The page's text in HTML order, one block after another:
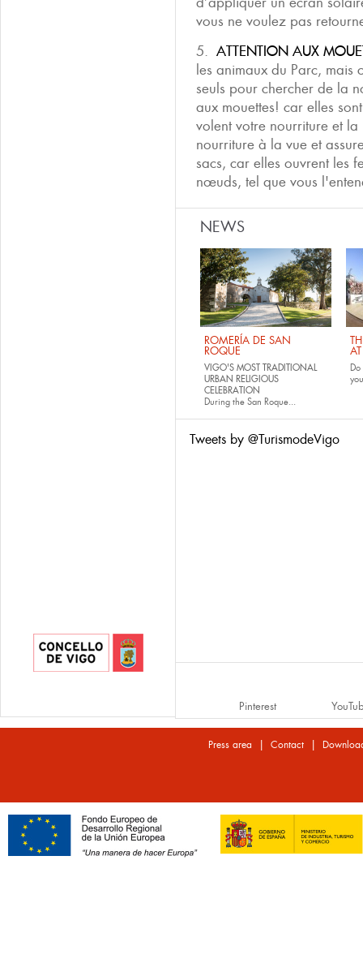
vous ne voulez pas
5. ATTENTION AUX
les animaux du Parc, mais
seuls pour chercher de la
aux mouettes! car elles
volent votre nourriture et
nourriture à la vue et
sacs, car elles ouvrent les
nœuds, tel que vous
NEWS
ROMERÍA DE SAN
ROQUE
VIGO'S MOST TRADITIONAL
URBAN RELIGIOUS
CELEBRATION
During the San Roque...
Tweets by @TurismodeVigo
Pinterest
Press area | Contact|